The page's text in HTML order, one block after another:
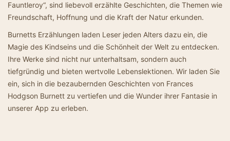
Fauntleroy“, sind liebevoll erzählte Geschichten, die Themen wie
Freundschaft, Hoffnung und die Kraft der Natur erkunden.
Burnetts Erzählungen laden Leser jeden Alters dazu ein, die
Magie des Kindseins und die Schönheit der Welt zu entdecken.
Ihre Werke sind nicht nur unterhaltsam, sondern auch
tiefgründig und bieten wertvolle Lebenslektionen. Wir laden Sie
ein, sich in die bezaubernden Geschichten von Frances
Hodgson Burnett zu vertiefen und die Wunder ihrer Fantasie in
unserer App zu erleben.